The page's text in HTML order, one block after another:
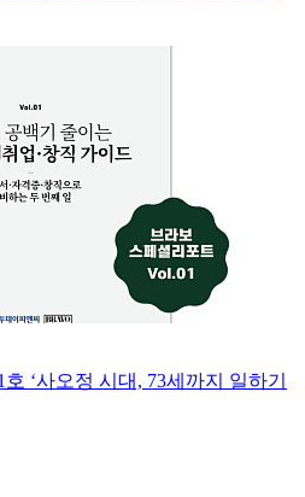
‘사오정 시대, 73세까지 일하기